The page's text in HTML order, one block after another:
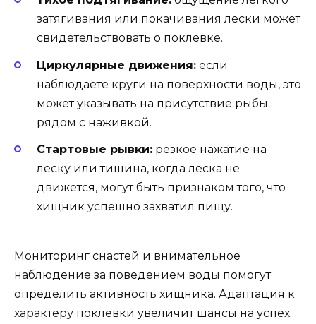
затягивания или покачивания лески может
свидетельствовать о поклевке.
Циркулярные движения: если
наблюдаете круги на поверхности воды, это
может указывать на присутствие рыбы
рядом с наживкой.
Стартовые рывки: резкое нажатие на
леску или тишина, когда леска не
движется, могут быть признаком того, что
хищник успешно захватил пищу.
Мониторинг снастей и внимательное
наблюдение за поведением воды помогут
определить активность хищника. Адаптация к
характеру поклевки увеличит шансы на успех.